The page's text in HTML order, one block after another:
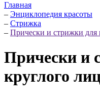
Главная
– Энциклопедия красоты
– Стрижка
– Прически и стрижки для
Прически и
круглого